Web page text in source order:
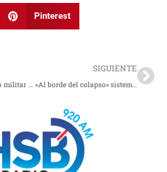
Pinterest
ELN declara objetivo militar a transportadores de D1 en el occidente del país
SIGUIENTE
«Al borde del colapso» sistema de Salud en Alemania